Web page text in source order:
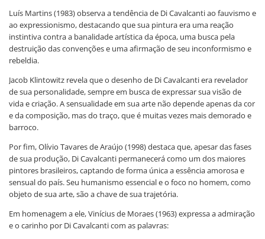
Luís Martins (1983) observa a tendência de Di Cavalcanti ao fauvismo e
ao expressionismo, destacando que sua pintura era uma reação
instintiva contra a banalidade artística da época, uma busca pela
destruição das convenções e uma afirmação de seu inconformismo e
rebeldia.
Jacob Klintowitz revela que o desenho de Di Cavalcanti era revelador
de sua personalidade, sempre em busca de expressar sua visão de
vida e criação. A sensualidade em sua arte não depende apenas da cor
e da composição, mas do traço, que é muitas vezes mais demorado e
barroco.
Por fim, Olívio Tavares de Araújo (1998) destaca que, apesar das fases
de sua produção, Di Cavalcanti permanecerá como um dos maiores
pintores brasileiros, captando de forma única a essência amorosa e
sensual do país. Seu humanismo essencial e o foco no homem, como
objeto de sua arte, são a chave de sua trajetória.
Em homenagem a ele, Vinícius de Moraes (1963) expressa a admiração
e o carinho por Di Cavalcanti com as palavras: